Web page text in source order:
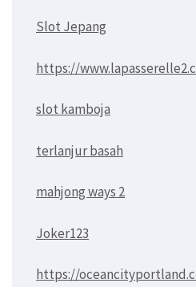
Slot Jepang
https://
slot kamboja
terlanjur basah
mahjong ways 2
Joker123
https://